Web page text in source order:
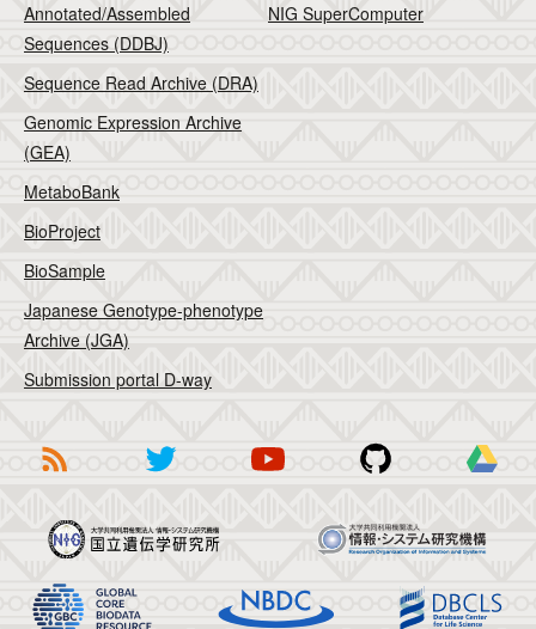
Annotated/Assembled
Sequences (DDBJ)
Sequence Read Archive (DRA)
Genomic Expression Archive
(GEA)
MetaboBank
BioProject
BioSample
Japanese Genotype-phenotype
Archive (JGA)
Submission portal D-way
NIG SuperComputer